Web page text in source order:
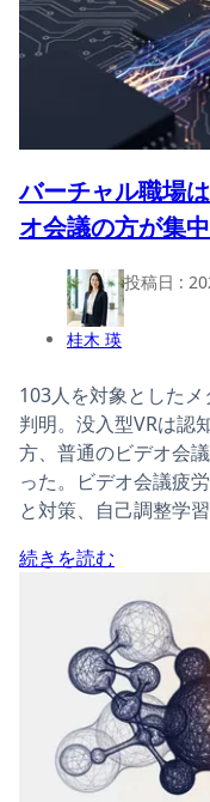
バーチャル職場
オ会議の方が集
桂木 瑛
投稿日 :
103人を対象とした
判明。没入型VRは認
方、普通のビデオ会
った。ビデオ会議疲
と対策、自己調整学
続きを読む